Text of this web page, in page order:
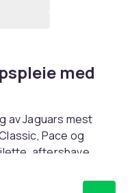
med
av Jaguars mest
Pace og
aftershave
og varme. Fra tre